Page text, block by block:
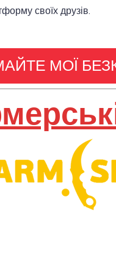
своїх друзів.
МОЇ